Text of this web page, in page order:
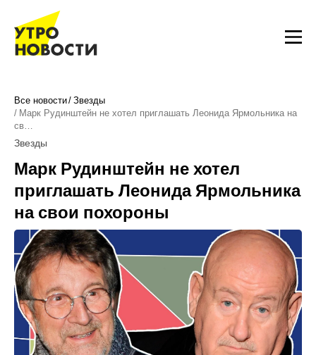
Все новости Звезды
Марк Рудинштейн не хотел приглашать Леонида Ярмольника на
св…
Звезды
Марк Рудинштейн не хотел
приглашать Леонида Ярмольника
на свои похороны